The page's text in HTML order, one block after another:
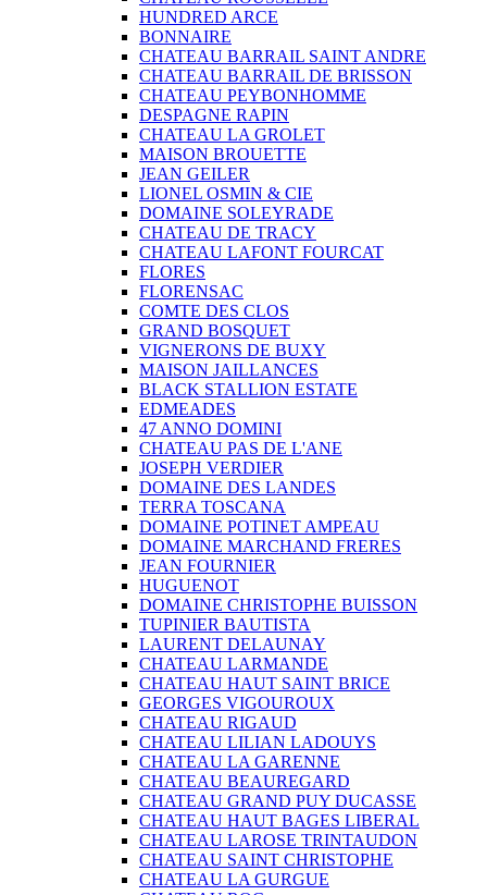
HUNDRED ARCE
BONNAIRE
CHATEAU BARRAIL SAINT ANDRE
CHATEAU BARRAIL DE BRISSON
CHATEAU PEYBONHOMME
DESPAGNE RAPIN
CHATEAU LA GROLET
MAISON BROUETTE
JEAN GEILER
LIONEL OSMIN & CIE
DOMAINE SOLEYRADE
CHATEAU DE TRACY
CHATEAU LAFONT FOURCAT
FLORES
FLORENSAC
COMTE DES CLOS
GRAND BOSQUET
VIGNERONS DE BUXY
MAISON JAILLANCES
BLACK STALLION ESTATE
EDMEADES
47 ANNO DOMINI
CHATEAU PAS DE L'ANE
JOSEPH VERDIER
DOMAINE DES LANDES
TERRA TOSCANA
DOMAINE POTINET AMPEAU
DOMAINE MARCHAND FRERES
JEAN FOURNIER
HUGUENOT
DOMAINE CHRISTOPHE BUISSON
TUPINIER BAUTISTA
LAURENT DELAUNAY
CHATEAU LARMANDE
CHATEAU HAUT SAINT BRICE
GEORGES VIGOUROUX
CHATEAU RIGAUD
CHATEAU LILIAN LADOUYS
CHATEAU LA GARENNE
CHATEAU BEAUREGARD
CHATEAU GRAND PUY DUCASSE
CHATEAU HAUT BAGES LIBERAL
CHATEAU LAROSE TRINTAUDON
CHATEAU SAINT CHRISTOPHE
CHATEAU LA GURGUE